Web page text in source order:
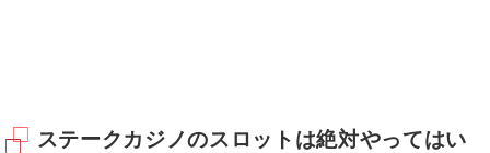
ステークカジノのスロットは絶対やってはい